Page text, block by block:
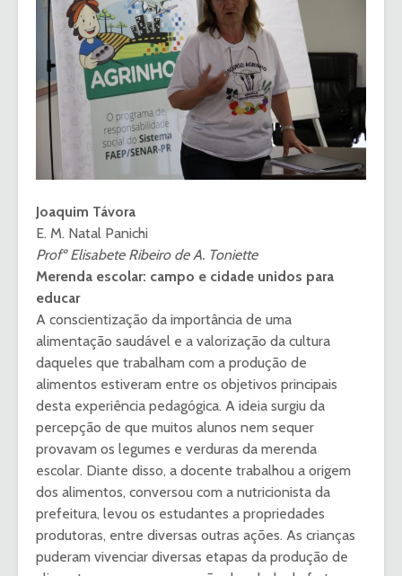
Joaquim Távora
E. M. Natal Panichi
Profº Elisabete Ribeiro de A. Toniette
Merenda escolar: campo e cidade unidos para
educar
A conscientização da importância de uma
alimentação saudável e a valorização da cultura
daqueles que trabalham com a produção de
alimentos estiveram entre os objetivos principais
desta experiência pedagógica. A ideia surgiu da
percepção de que muitos alunos nem sequer
provavam os legumes e verduras da merenda
escolar. Diante disso, a docente trabalhou a origem
dos alimentos, conversou com a nutricionista da
prefeitura, levou os estudantes a propriedades
produtoras, entre diversas outras ações. As crianças
puderam vivenciar diversas etapas da produção de